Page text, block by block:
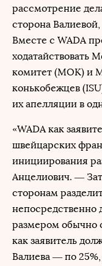
рассмотрение
сторона
Вместе с WADA
ходатайствовать
комитет (МОК) и
конькобежцев
их апелляции в
«WADA как
швейцарских
инициирования
Анцелиович. —
сторонам
непосредственно
размером обычно
как заявитель
Валиева — по 25%,